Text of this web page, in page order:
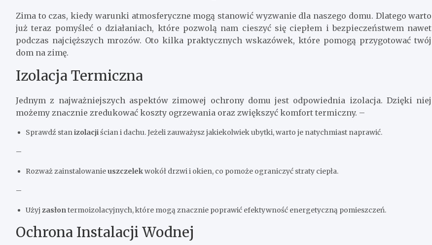
Zima to czas, kiedy warunki atmosferyczne mogą stanowić wyzwanie dla naszego domu. Dlatego warto
już teraz pomyśleć o działaniach, które pozwolą nam cieszyć się ciepłem i bezpieczeństwem nawet
podczas najcięższych mrozów. Oto kilka praktycznych wskazówek, które pomogą przygotować twój
dom na zimę.
Izolacja Termiczna
Jednym z najważniejszych aspektów zimowej ochrony domu jest odpowiednia izolacja. Dzięki niej
możemy znacznie zredukować koszty ogrzewania oraz zwiększyć komfort termiczny. –
Sprawdź stanizolacjiścian i dachu. Jeżeli zauważysz jakiekolwiek ubytki, warto je natychmiast naprawić.
–
Rozważ zainstalowanieuszczelekwokół drzwi i okien, co pomoże ograniczyć straty ciepła.
–
Użyj zasłontermoizolacyjnych, które mogą znacznie poprawić efektywność energetyczną pomieszczeń.
Ochrona Instalacji Wodnej